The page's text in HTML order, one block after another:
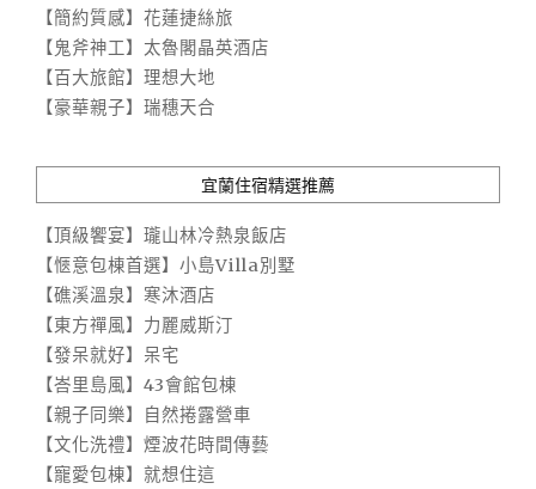
【簡約質感】花蓮捷絲旅
【鬼斧神工】太魯閣晶英酒店
【百大旅館】理想大地
【豪華親子】瑞穗天合
宜蘭住宿精選推薦
【頂級饗宴】瓏山林冷熱泉飯店
【愜意包棟首選】小島Villa別墅
【礁溪溫泉】寒沐酒店
【東方禪風】力麗威斯汀
【發呆就好】呆宅
【峇里島風】43會館包棟
【親子同樂】自然捲露營車
【文化洗禮】煙波花時間傳藝
【寵愛包棟】就想住這